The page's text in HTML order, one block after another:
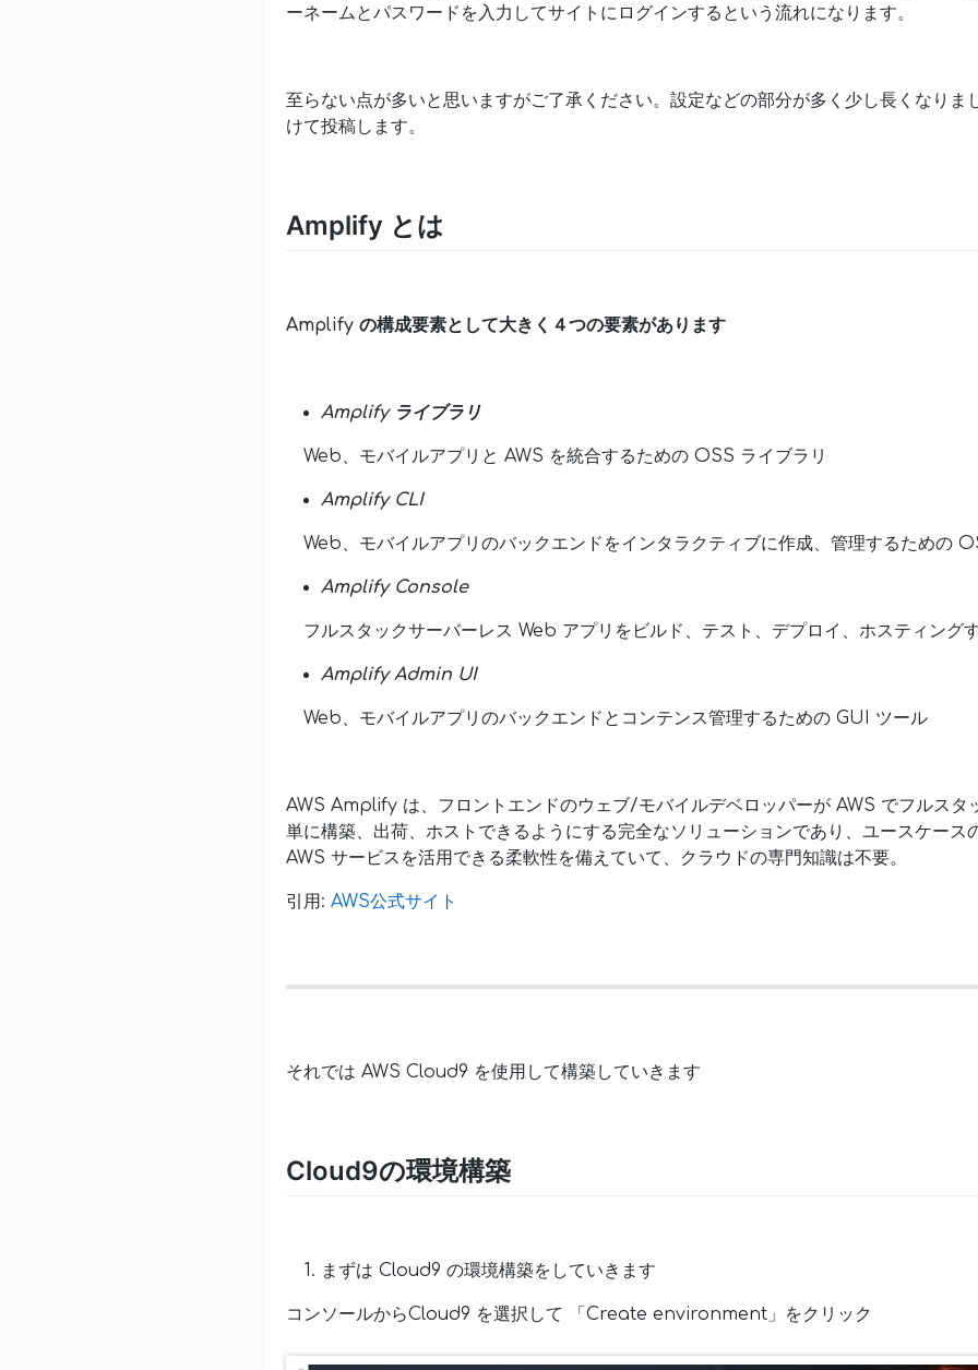
ーネームとパスワードを入力してサイトにログインするという流れになります。
至らない点が多いと思いますがご了承ください。設定などの部分が多く少し長くなりま
けて投稿します。
Amplify とは
Amplify の構成要素として大きく４つの要素があります
Amplify ライブラリ
Web、モバイルアプリと AWS を統合するための OSS ライブラリ
Amplify CLI
Web、モバイルアプリのバックエンドをインタラクティブに作成、管理するための
Amplify Console
フルスタックサーバーレス Web アプリをビルド、テスト、デプロイ、ホスティング
Amplify Admin UI
Web、モバイルアプリのバックエンドとコンテンス管理するための GUI ツール
AWS Amplify は、フロントエンドのウェブ/モバイルデベロッパーが AWS でフルスタ
単に構築、出荷、ホストできるようにする完全なソリューションであり、ユースケース
AWS サービスを活用できる柔軟性を備えていて、クラウドの専門知識は不要。
引用: AWS公式サイト
それでは AWS Cloud9 を使用して構築していきます
Cloud9の環境構築
まずは Cloud9 の環境構築をしていきます
コンソールからCloud9 を選択して 「Create environment」をクリック